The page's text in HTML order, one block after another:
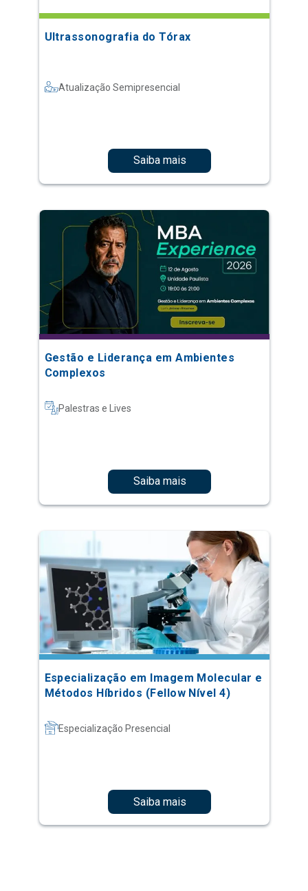
Ultrassonografia do Tórax
Atualização Semipresencial
Saiba mais
Gestão e Liderança em Ambientes
Complexos
Palestras e Lives
Saiba mais
Especialização em Imagem Molecular e
Métodos Híbridos (Fellow Nível 4)
Especialização Presencial
Saiba mais